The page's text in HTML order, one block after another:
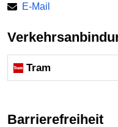
E-Mail
Tram
Barrierefreiheit